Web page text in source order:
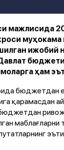
мажлисида
муҳокама
ижобий
ҳам
бюджетдан
қарамасдан
маблағларни